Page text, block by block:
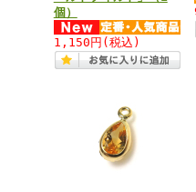
個）
1,150円 (税込)